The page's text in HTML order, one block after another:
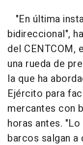
"En última
bidireccional",
del CENTCOM,
una rueda de
la que ha
Ejército para
mercantes con
horas antes.
barcos salgan